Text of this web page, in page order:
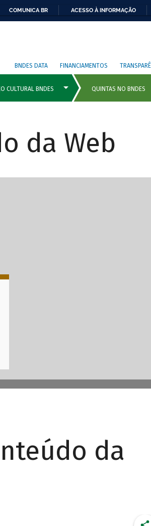
COMUNICA BR ACESSO À INFORMAÇÃO
BNDES DATA FINANCIAMENTOS
da Web
da